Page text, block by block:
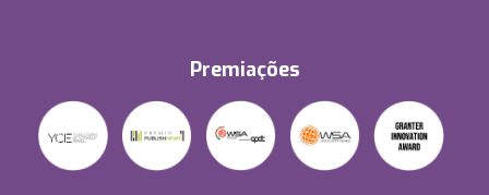
Premiações